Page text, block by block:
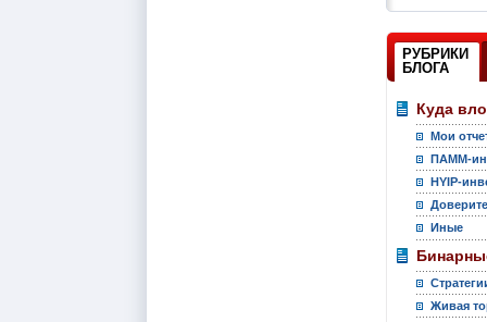
РУБРИКИ
БЛОГА
Куда
Мои
ПАММ-
HYIP-
Иные
Живая